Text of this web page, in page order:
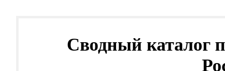
Сводный каталог